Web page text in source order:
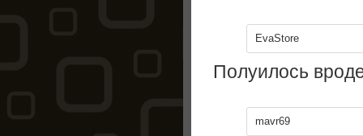
EvaStore
Полуилось
mavr69